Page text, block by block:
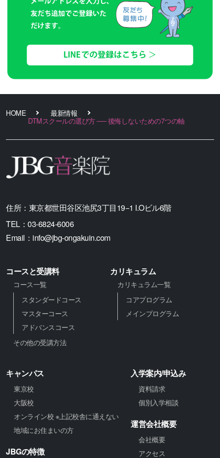
HOME
最新情報
DTMスクールの選び方 ── 後悔しないための7つの軸
住所： 東京都世田谷区池尻3丁目19−1 I.Oビル6階
TEL： 03-6824-6006
Email： info@jbg-ongakuin.com
コースと受講料
コース一覧
スタンダードコース
マスターコース
アドバンスコース
その他の受講方法
カリキュラム
カリキュラム一覧
コアプログラム
メインプログラム
キャンパス
東京校
大阪校
オンライン校 ※上記校舎に通えない
地域にお住まいの方
JBGの特徴
入学案内/申込み
資料請求
個別入学相談
運営会社概要
会社概要
アクセス